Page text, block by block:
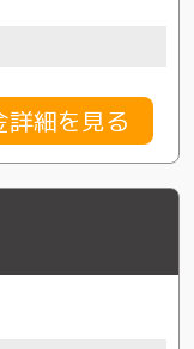
細を見る